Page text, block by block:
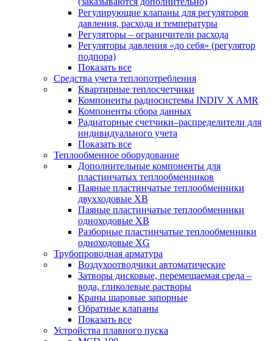
Регулирующие клапаны для регуляторов
давления, расхода и температуры
Регуляторы – ограничители расхода
Регуляторы давления «до себя» (регулятор
подпора)
Показать все
Средства учета теплопотребления
Квартирные теплосчетчики
Компоненты радиосистемы INDIV X AMR
Компоненты сбора данных
Радиаторные счетчики–распределители для
индивидуального учета
Показать все
Теплообменное оборудование
Дополнительные компоненты для
пластинчатых теплообменников
Паяные пластинчатые теплообменники
двухходовые XB
Паяные пластинчатые теплообменники
одноходовые ХВ
Разборные пластинчатые теплообменники
одноходовые ХG
Трубопроводная арматура
Воздухоотводчики автоматические
Затворы дисковые, перемещаемая среда –
вода, гликолевые растворы
Краны шаровые запорные
Обратные клапаны
Показать все
Устройства плавного пуска